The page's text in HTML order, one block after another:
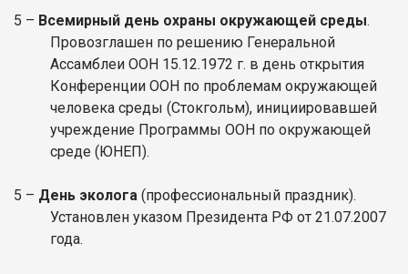
5 – Всемирный день охраны окружающей среды.
Провозглашен по решению Генеральной
Ассамблеи ООН 15.12.1972 г. в день открытия
Конференции ООН по проблемам окружающей
человека среды (Стокгольм), инициировавшей
учреждение Программы ООН по окружающей
среде (ЮНЕП).
5 – День эколога (профессиональный праздник).
Установлен указом Президента РФ от 21.07.2007
года.